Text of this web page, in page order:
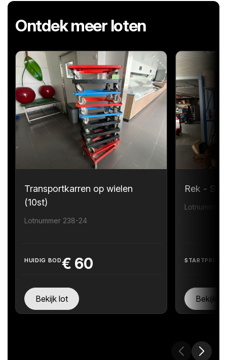
Ontdek meer loten
Transportkarren op wielen
(10st)
Lotnummer 238-24
HUIDIG BOD€ 60
Bekijk lot
Rek -
Lotnummer
STARTPRIJS
Bekijk